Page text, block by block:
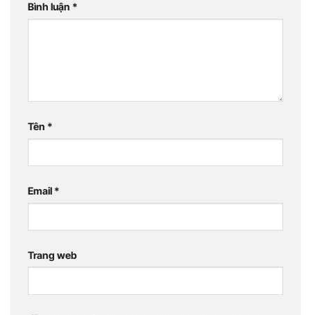
Bình luận *
Tên *
Email *
Trang web